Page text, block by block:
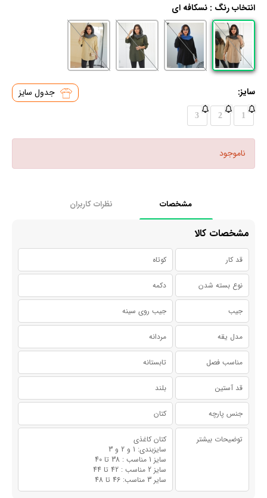
انتخاب رنگ : نسکافه ای
سایز: جدول سایز
1
2
3
ناموجود
مشخصات نظرات کاربران
مشخصات کالا
قد کار کوتاه
نوع بسته شدن دکمه
جیب جیب روی سینه
مدل یقه مردانه
مناسب فصل تابستانه
قد آستین بلند
جنس پارچه کتان
توضیحات بیشتر
کتان کاغذی
سایزبندی: 1 و 2 و 3
سایز 1 مناسب : 38 تا 40
سایز 2 مناسب : 42 تا 44
سایر 3 مناسب: 46 تا 48